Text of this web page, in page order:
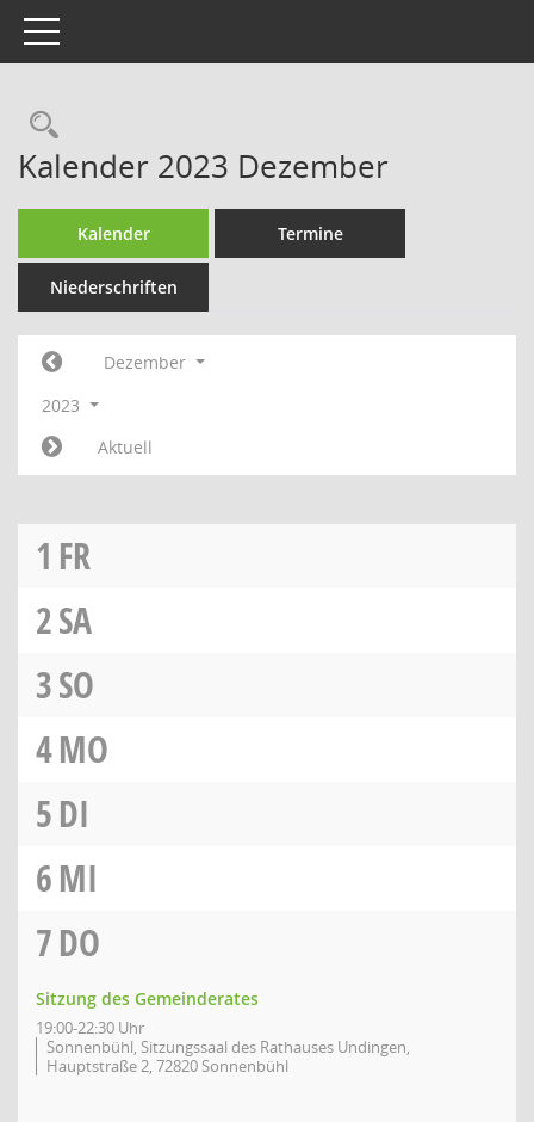
Toggle navigation
Rechercheauswahl
Kalender 2023 Dezember
Kalender Termine
Niederschriften
Dezember
2023
Aktuell
1 FR
2SA
3SO
4MO
5DI
6MI
7DO
Sitzung des Gemeinderates
19:00-22:30 Uhr
Sonnenbühl, Sitzungssaal des Rathauses Undingen,
Hauptstraße 2, 72820 Sonnenbühl